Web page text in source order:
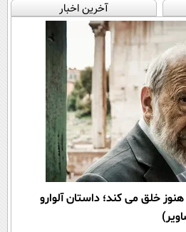
آخرین اخبار
92 سالگی هنوز خلق می کند؛ داستان آلوارو